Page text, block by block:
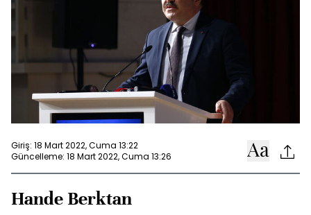
Giriş: 18 Mart 2022, Cuma 13:22
Güncelleme: 18 Mart 2022, Cuma 13:26
Hande Berktan